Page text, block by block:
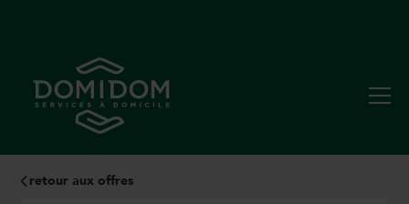
retour aux offres